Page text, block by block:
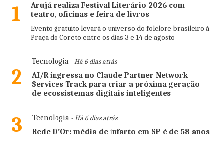
1
Arujá realiza Festival Literário 2026 com
teatro, oficinas e feira de livros
Evento gratuito levará o universo do folclore brasileiro à
Praça do Coreto entre os dias 3 e 14 de agosto
2
Tecnologia- Há 6 dias atrás
AI/R ingressa no Claude Partner Network
Services Track para criar a próxima geração
de ecossistemas digitais inteligentes
3 Tecnologia- Há 6 dias atrás
Rede D’Or: média de infarto em SP é de 58 anos